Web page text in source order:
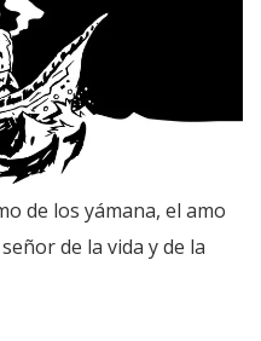
de los yámana, el amo
de la vida y de la